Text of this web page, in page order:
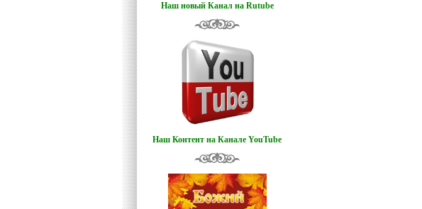
Наш новый Канал на Rutube
Наш Контент на Канале YouTube